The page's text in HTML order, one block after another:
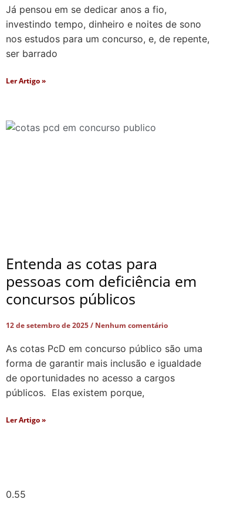
Já pensou em se dedicar anos a fio,
investindo tempo, dinheiro e noites de sono
nos estudos para um concurso, e, de repente,
ser barrado
Ler Artigo »
Entenda as cotas para
pessoas com deficiência em
concursos públicos
12 de setembro de 2025 Nenhum comentário
As cotas PcD em concurso público são uma
forma de garantir mais inclusão e igualdade
de oportunidades no acesso a cargos
públicos. Elas existem porque,
Ler Artigo »